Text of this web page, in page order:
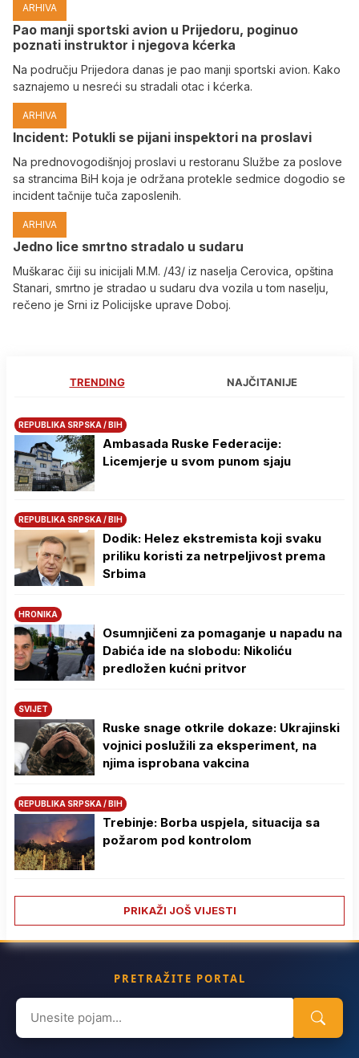
ARHIVA
Pao manji sportski avion u Prijedoru, poginuo
poznati instruktor i njegova kćerka
Na području Prijedora danas je pao manji sportski avion. Kako
saznajemo u nesreći su stradali otac i kćerka.
ARHIVA
Incident: Potukli se pijani inspektori na proslavi
Na prednovogodišnjoj proslavi u restoranu Službe za poslove
sa strancima BiH koja je održana protekle sedmice dogodio se
incident tačnije tuča zaposlenih.
ARHIVA
Јedno lice smrtno stradalo u sudaru
Muškarac čiji su inicijali M.M. /43/ iz naselja Cerovica, opština
Stanari, smrtno je stradao u sudaru dva vozila u tom naselju,
rečeno je Srni iz Policijske uprave Doboj.
TRENDING NAJČITANIJE
REPUBLIKA SRPSKA / BIH
Ambasada Ruske Federacije:
Licemjerje u svom punom sjaju
REPUBLIKA SRPSKA / BIH
Dodik: Helez ekstremista koji svaku
priliku koristi za netrpeljivost prema
Srbima
HRONIKA
Osumnjičeni za pomaganje u napadu na
Dabića ide na slobodu: Nikoliću
predložen kućni pritvor
SVIJET
Ruske snage otkrile dokaze: Ukrajinski
vojnici poslužili za eksperiment, na
njima isprobana vakcina
REPUBLIKA SRPSKA / BIH
Trebinje: Borba uspjela, situacija sa
požarom pod kontrolom
PRIKAŽI JOŠ VIJESTI
PRETRAŽITE PORTAL
Search
for: